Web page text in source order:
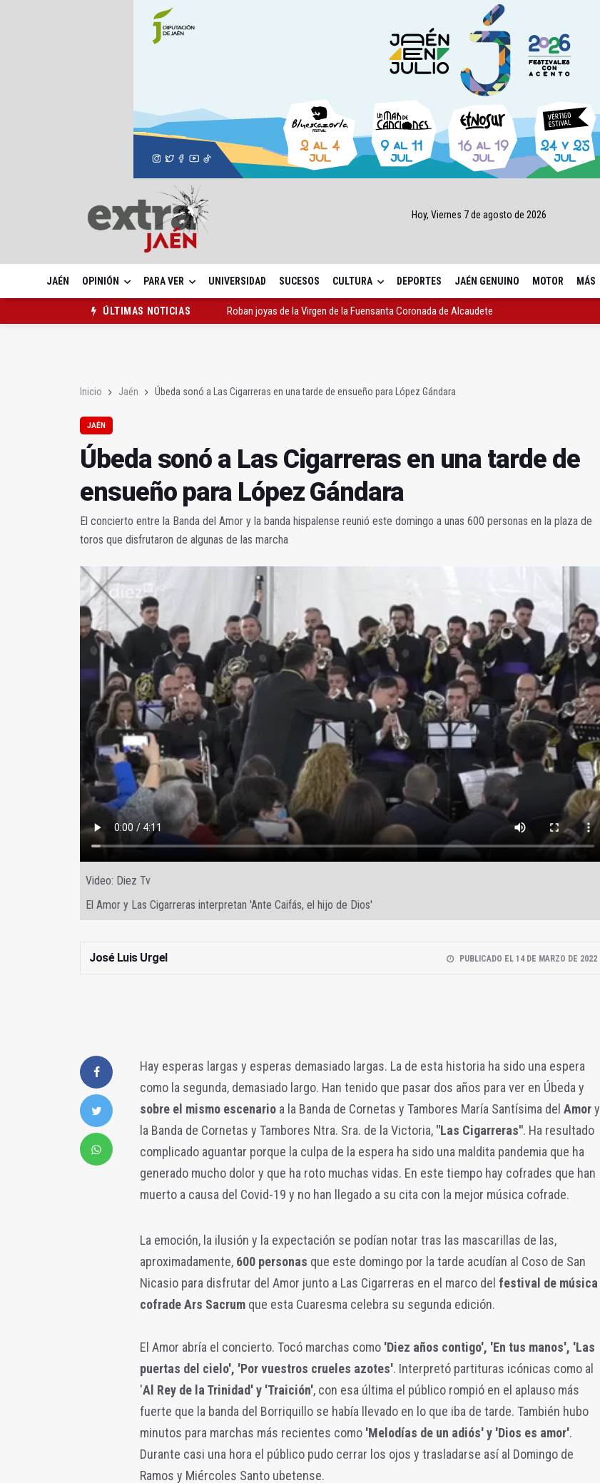
Hoy, Viernes 7 de agosto de 2026
JAÉN OPINIÓN PARA VER UNIVERSIDAD SUCESOS CULTURA DEPORTES JAÉN GENUINO MOTOR MÁS
ÚLTIMAS NOTICIAS
Roban joyas de la Virgen de la Fuensanta Coronada de Alcaudete
Inicio Jaén Úbeda sonó a Las Cigarreras en una tarde de ensueño para López Gándara
JAÉN
Úbeda sonó a Las Cigarreras en una tarde de
ensueño para López Gándara
El concierto entre la Banda del Amor y la banda hispalense reunió este domingo a unas 600 personas en la plaza de
toros que disfrutaron de algunas de las marcha
Video: Diez Tv
El Amor y Las Cigarreras interpretan 'Ante Caifás, el hijo de Dios'
José Luis Urgel PUBLICADO EL 14 DE MARZO DE 2022
Hay esperas largas y esperas demasiado largas. La de esta historia ha sido una espera
como la segunda, demasiado largo. Han tenido que pasar dos años para ver en Úbeda y
sobre el mismo escenario a la Banda de Cornetas y Tambores María Santísima del Amory
la Banda de Cornetas y Tambores Ntra. Sra. de la Victoria, "Las Cigarreras". Ha resultado
complicado aguantar porque la culpa de la espera ha sido una maldita pandemia que ha
generado mucho dolor y que ha roto muchas vidas. En este tiempo hay cofrades que han
muerto a causa del Covid-19 y no han llegado a su cita con la mejor música cofrade.
La emoción, la ilusión y la expectación se podían notar tras las mascarillas de las,
aproximadamente, 600 personas que este domingo por la tarde acudían al Coso de San
Nicasio para disfrutar del Amor junto a Las Cigarreras en el marco del festival de música
cofrade Ars Sacrum que esta Cuaresma celebra su segunda edición.
El Amor abría el concierto. Tocó marchas como 'Diez años contigo', 'En tus manos', 'Las
puertas del cielo', 'Por vuestros crueles azotes'. Interpretó partituras icónicas como al
'Al Rey de la Trinidad' y 'Traición', con esa última el público rompió en el aplauso más
fuerte que la banda del Borriquillo se había llevado en lo que iba de tarde. También hubo
minutos para marchas más recientes como 'Melodías de un adiós' y 'Dios es amor'.
Durante casi una hora el público pudo cerrar los ojos y trasladarse así al Domingo de
Ramos y Miércoles Santo ubetense.